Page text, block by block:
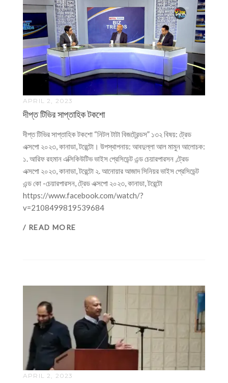
APRIL 2, 2023
দীপ্ত টিভির সাপ্তাহিক টকশো
দীপ্ত টিভির সাপ্তাহিক টকশো “নিটল টাটা বিজট্রেন্ডস” ১৩২ বিষয়: ট্রেড
এক্সপো ২০২৩, কানাডা, টরেন্টো। উপস্থাপনায়: আবদুল্লা আল মামুন আলোচক:
১. আরিফ রহমান এক্সিকিউটিভ ভাইস প্রেসিডেন্ট এন্ড চেয়ারপারসন ,ট্রেড
এক্সপো ২০২৩, কানাডা, টরেন্টো ২. আনোয়ার আজাদ সিনিয়র ভাইস প্রেসিডেন্ট
এন্ড কো -চেয়ারপারসন, ট্রেড এক্সপো ২০২৩, কানাডা, টরেন্টো
https://www.facebook.com/watch/?
v=2108499819539684
/ READ MORE
APRIL 2, 2023